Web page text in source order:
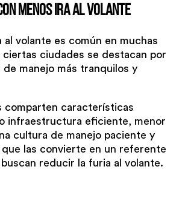
menos ira al volante
al volante es común en muchas
ciertas ciudades se destacan por
manejo más tranquilos y
comparten características
infraestructura eficiente, menor
cultura de manejo paciente y
las convierte en un referente
reducir la furia al volante.